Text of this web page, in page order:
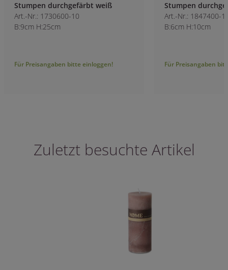
Stumpen durchgefärbt weiß
Art.-Nr.: 1730600-10
B:9cm H:25cm
Für Preisangaben bitte einloggen!
Stumpen
Art.-Nr.: 1847400-
B:6cm H:10cm
Für Preisangaben
Zuletzt besuchte Artikel